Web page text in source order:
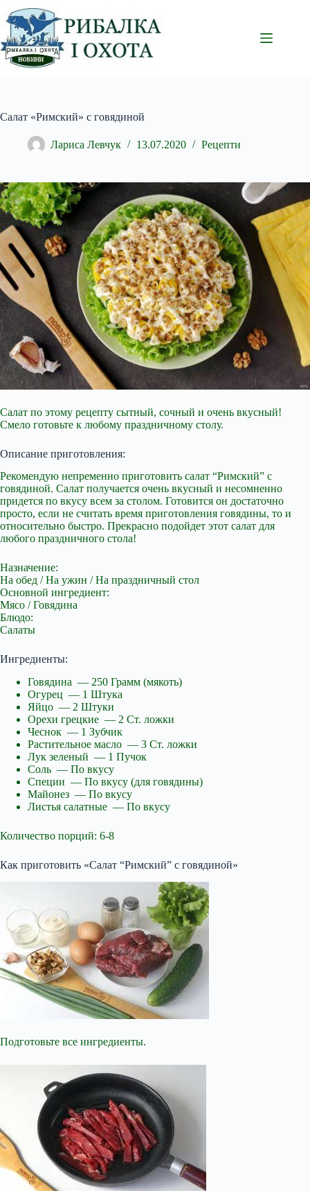
Перейти
до
вмісту
Салат «Римский» с говядиной
Лариса Левчук 13.07.2020 Рецепти
Салат по этому рецепту сытный, сочный и очень вкусный!
Смело готовьте к любому праздничному столу.
Описание приготовления:
Рекомендую непременно приготовить салат “Римский” с
говядиной. Салат получается очень вкусный и несомненно
придется по вкусу всем за столом. Готовится он достаточно
просто, если не считать время приготовления говядины, то и
относительно быстро. Прекрасно подойдет этот салат для
любого праздничного стола!
Назначение:
На обед / На ужин / На праздничный стол
Основной ингредиент:
Мясо / Говядина
Блюдо:
Салаты
Ингредиенты:
Говядина — 250 Грамм (мякоть)
Огурец — 1 Штука
Яйцо — 2 Штуки
Орехи грецкие — 2 Ст. ложки
Чеснок — 1 Зубчик
Растительное масло — 3 Ст. ложки
Лук зеленый — 1 Пучок
Соль — По вкусу
Специи — По вкусу (для говядины)
Майонез — По вкусу
Листья салатные — По вкусу
Количество порций: 6-8
Как приготовить «Салат “Римский” с говядиной»
Подготовьте все ингредиенты.